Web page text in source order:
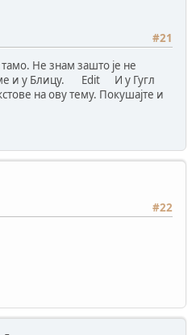
#21
тамо. Не знам зашто је не
и у Блицу. Edit И у Гугл
на ову тему. Покушајте и
#22